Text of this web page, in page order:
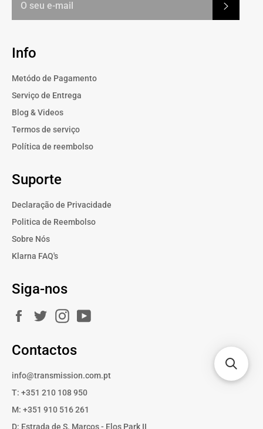
Info
Metódo de Pagamento
Serviço de Entrega
Blog & Videos
Termos de serviço
Política de reembolso
Suporte
Declaração de Privacidade
Politica de Reembolso
Sobre Nós
Klarna FAQ's
Siga-nos
FacebookTwitterInstagram
Contactos
info@transmission.com.pt
T: +351 210 108 950
M: +351 910 516 261
D: Estrada de S. Marcos - Elos Park II